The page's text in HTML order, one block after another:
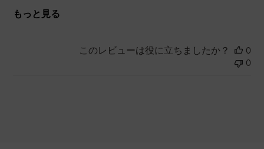
もっと見る
このレビューは役に立ちましたか？
0
0